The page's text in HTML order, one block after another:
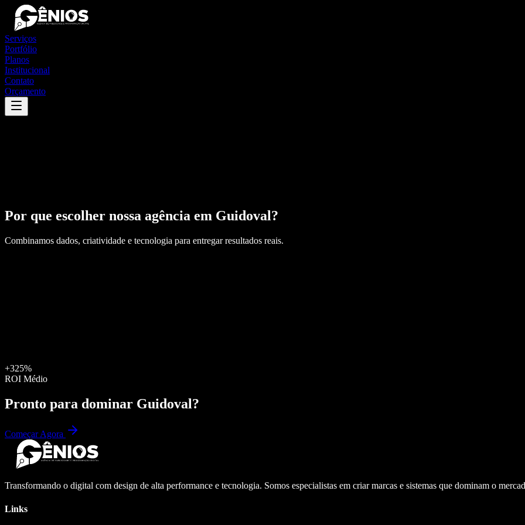
Serviços
Portfólio
Planos
Institucional
Contato
Orçamento
Por que escolher nossa agência em Guidoval?
Combinamos dados, criatividade e tecnologia para entregar resultados reais.
+325%
ROI Médio
Pronto para dominar Guidoval?
Começar Agora
Transformando o digital com design de alta performance e tecnologia. Somos especialistas em criar marcas e sistemas que dominam o
Links